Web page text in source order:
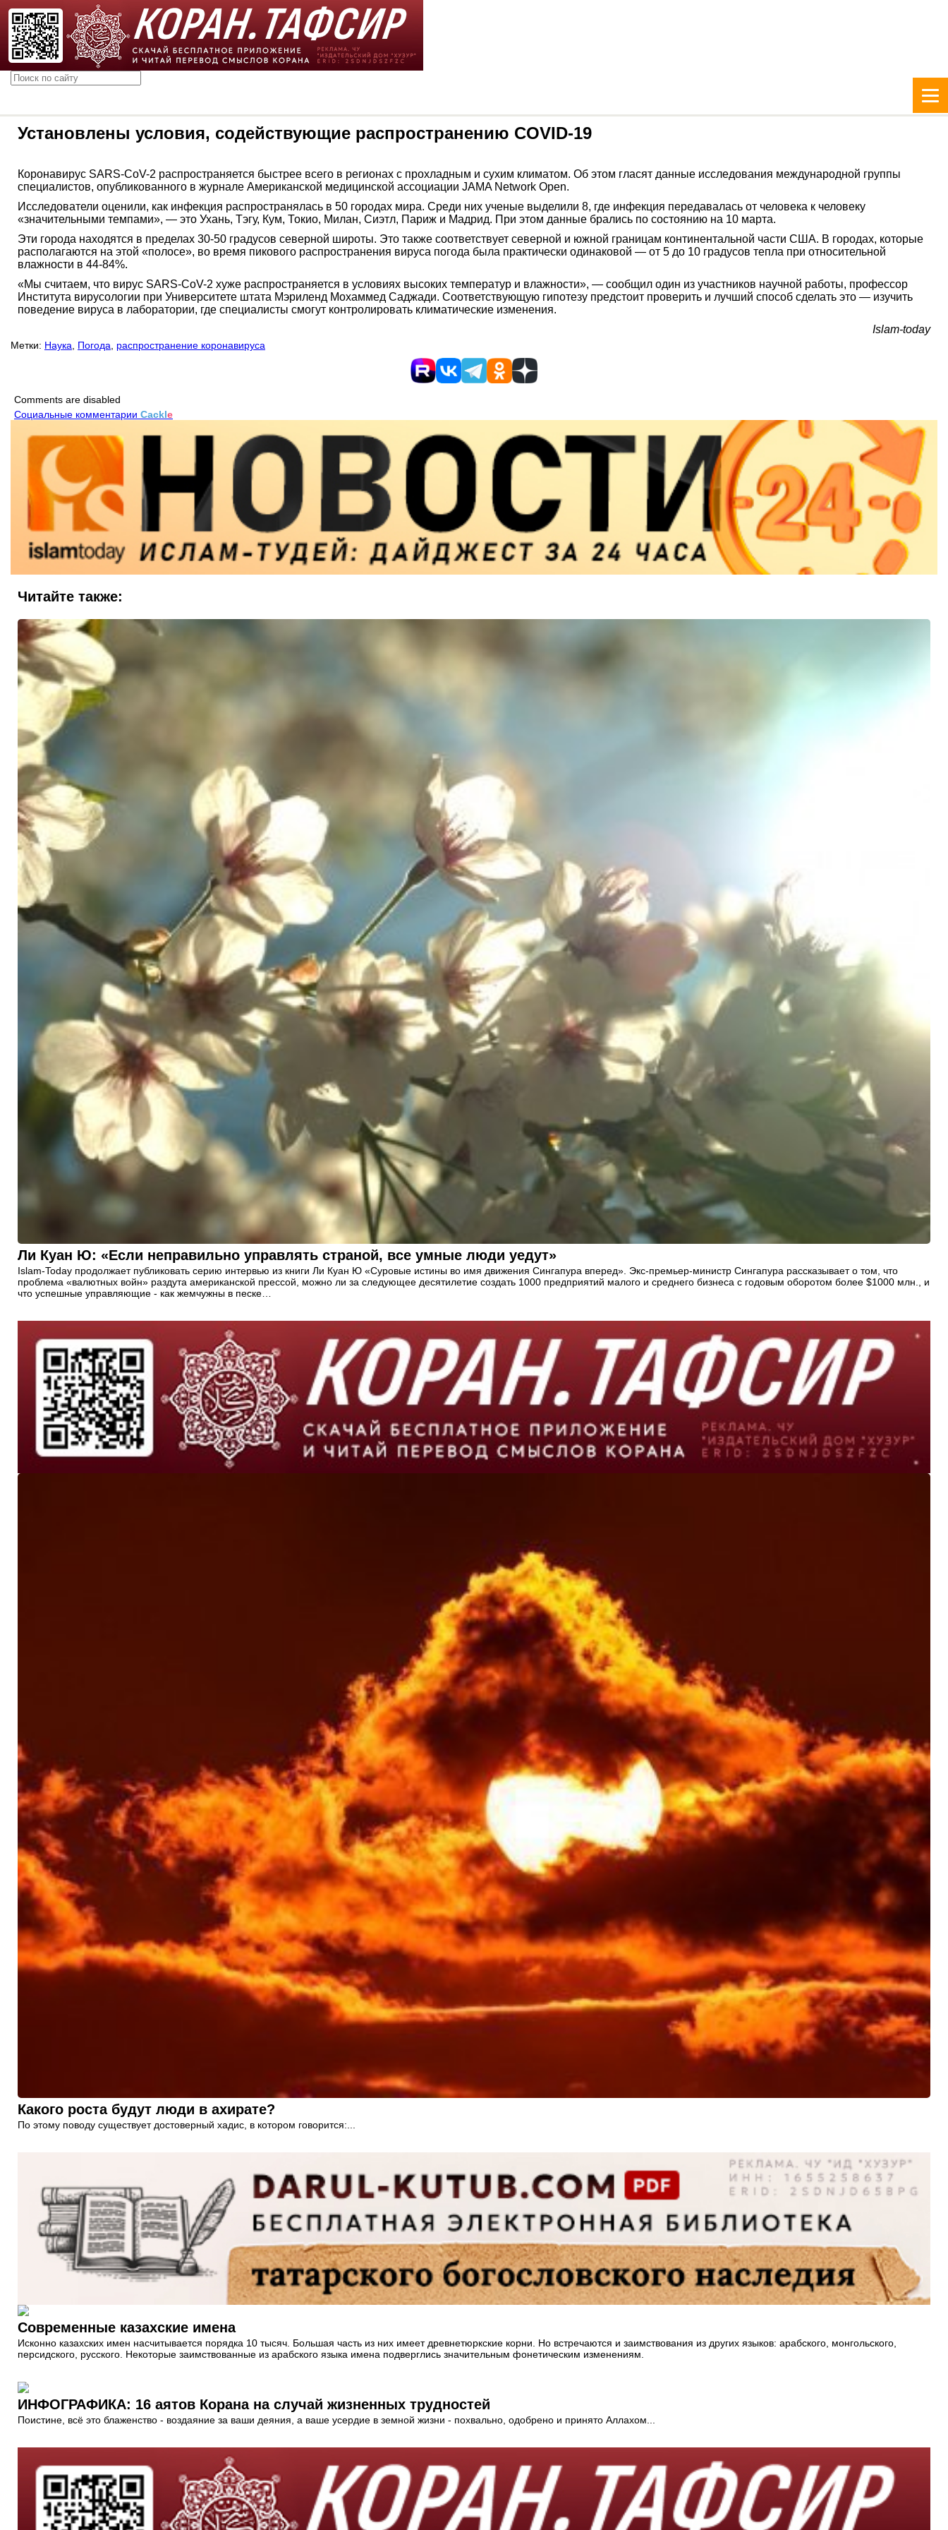
Установлены условия, содействующие распространению COVID-19
Коронавирус SARS-CoV-2 распространяется быстрее всего в регионах с прохладным и сухим климатом. Об этом гласят данные исследования международной группы
специалистов, опубликованного в журнале Американской медицинской ассоциации JAMA Network Open.
Исследователи оценили, как инфекция распространялась в 50 городах мира. Среди них ученые выделили 8, где инфекция передавалась от человека к человеку
«значительными темпами», — это Ухань, Тэгу, Кум, Токио, Милан, Сиэтл, Париж и Мадрид. При этом данные брались по состоянию на 10 марта.
Эти города находятся в пределах 30-50 градусов северной широты. Это также соответствует северной и южной границам континентальной части США. В городах, которые
располагаются на этой «полосе», во время пикового распространения вируса погода была практически одинаковой — от 5 до 10 градусов тепла при относительной
влажности в 44-84%.
«Мы считаем, что вирус SARS-CoV-2 хуже распространяется в условиях высоких температур и влажности», — сообщил один из участников научной работы, профессор
Института вирусологии при Университете штата Мэриленд Мохаммед Саджади. Соответствующую гипотезу предстоит проверить и лучший способ сделать это — изучить
поведение вируса в лаборатории, где специалисты смогут контролировать климатические изменения.
Islam-today
Метки: Наука Погода распространение коронавируса
Comments are disabled
Социальные комментарии Cackle
Читайте также:
Ли Куан Ю: «Если неправильно управлять страной, все умные люди уедут»
Islam-Today продолжает публиковать серию интервью из книги Ли Куан Ю «Суровые истины во имя движения Сингапура вперед». Экс-премьер-министр Сингапура рассказывает о том, что
проблема «валютных войн» раздута американской прессой, можно ли за следующее десятилетие создать 1000 предприятий малого и среднего бизнеса с годовым оборотом более $1000 млн., и
что успешные управляющие - как жемчужны в песке…
Какого роста будут люди в ахирате?
По этому поводу существует достоверный хадис, в котором говорится:...
Современные казахские имена
Исконно казахских имен насчитывается порядка 10 тысяч. Большая часть из них имеет древнетюркские корни. Но встречаются и заимствования из других языков: арабского, монгольского,
персидского, русского. Некоторые заимствованные из арабского языка имена подверглись значительным фонетическим изменениям.
ИНФОГРАФИКА: 16 аятов Корана на случай жизненных трудностей
Поистине, всё это блаженство - воздаяние за ваши деяния, а ваше усердие в земной жизни - похвально, одобрено и принято Аллахом...